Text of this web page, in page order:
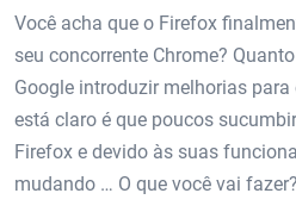
Você acha que o Firefox
seu concorrente Chrome?
Google introduzir melhorias
está claro é que poucos
Firefox e devido às suas
mudando … O que você vai fazer?